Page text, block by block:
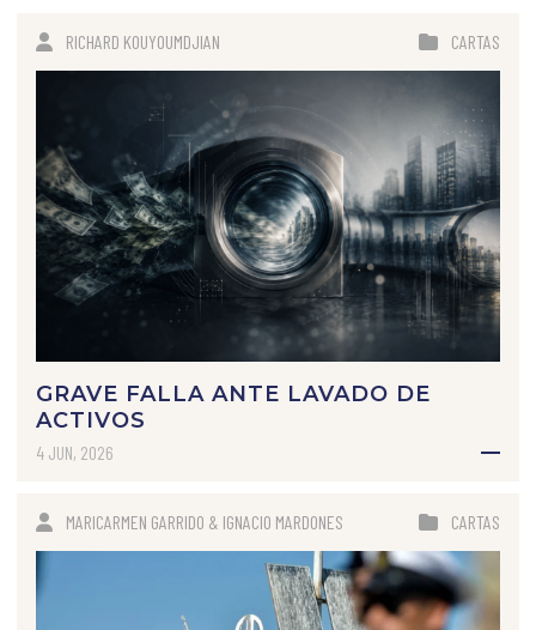
RICHARD KOUYOUMDJIAN CARTAS
GRAVE FALLA ANTE LAVADO DE
ACTIVOS
4 JUN, 2026
MARICARMEN GARRIDO & IGNACIO MARDONES CARTAS